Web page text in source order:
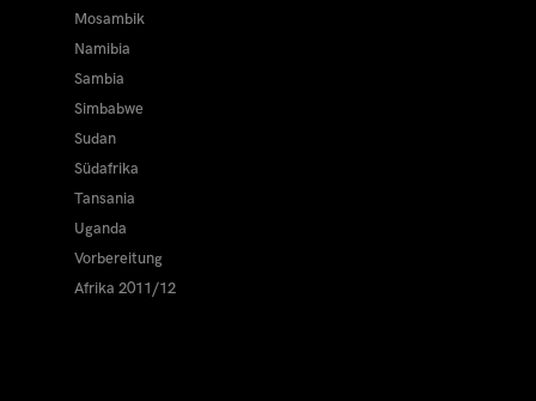
Mosambik
Namibia
Sambia
Simbabwe
Sudan
Südafrika
Tansania
Uganda
Vorbereitung
Afrika 2011/12